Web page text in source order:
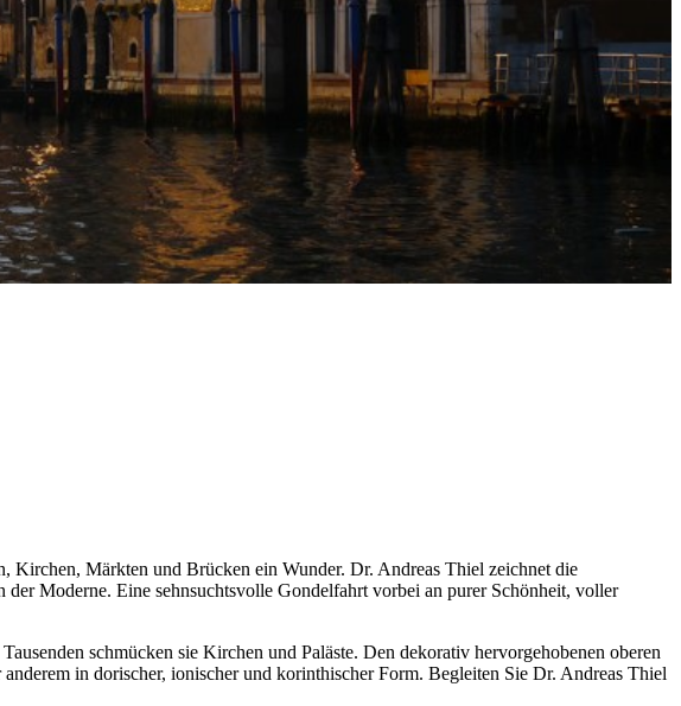
Kirchen, Märkten und Brücken ein Wunder. Dr. Andreas Thiel zeichnet die
Moderne. Eine sehnsuchtsvolle Gondelfahrt vorbei an purer Schönheit, voller
schmücken sie Kirchen und Paläste. Den dekorativ hervorgehobenen oberen
in dorischer, ionischer und korinthischer Form. Begleiten Sie Dr. Andreas Thiel